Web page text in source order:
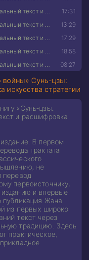
17:31
«Искусство войны» Сунь-цзы: оригинальный текст и расшифровка искусства стратегии 34
13:29
«Искусство войны» Сунь-цзы: оригинальный текст и расшифровка искусства стратегии 35
17:29
«Искусство войны» Сунь-цзы: оригинальный текст и расшифровка искусства стратегии 36
18:58
«Искусство войны» Сунь-цзы: оригинальный текст и расшифровка искусства стратегии 37
08:27
«Искусство войны» Сунь-цзы: оригинальный текст и расшифровка искусства стратегии 38
войны» Сунь-цзы:
искусства стратегии
«Сунь-цзы.
и расшифровка
В первом
трактата
не
перевод
первоисточнику,
и впервые
публикация Жана
из первых широко
текст через
традицию. Здесь
практическое,